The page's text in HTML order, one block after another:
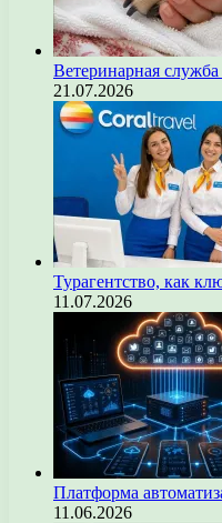
Ветеринарная
21.07.2026
Турагентство, как
11.07.2026
Платформа
11.06.2026